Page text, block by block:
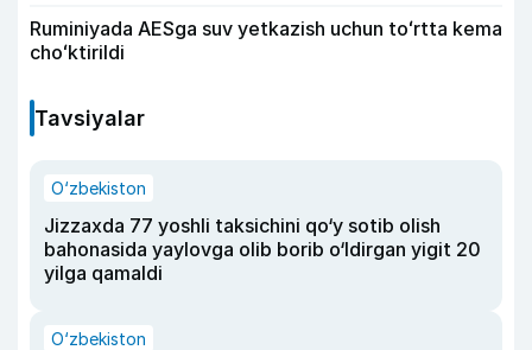
Ruminiyada AESga suv yetkazish uchun toʻrtta kema
choʻktirildi
Tavsiyalar
O‘zbekiston
Jizzaxda 77 yoshli taksichini qo‘y sotib olish
bahonasida yaylovga olib borib o‘ldirgan yigit 20
yilga qamaldi
O‘zbekiston